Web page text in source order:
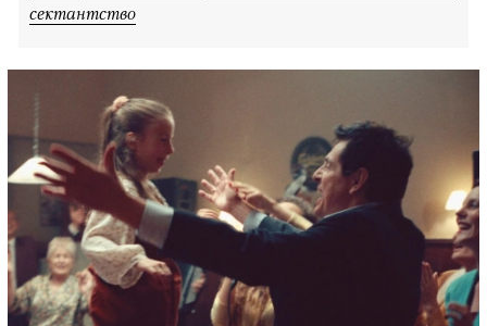
сектантство